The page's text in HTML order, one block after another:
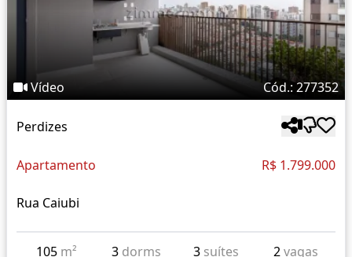
Vídeo Cód.: 277352
Perdizes
Apartamento R$ 1.799.000
Rua Caiubi
105 m² 3 dorms 3 suítes 2vagas